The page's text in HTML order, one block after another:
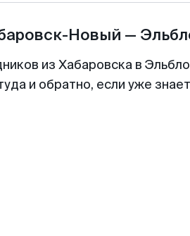
Новый —
из Хабаровска в
и обратно, если уже